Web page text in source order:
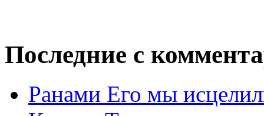
Последние с
Ранами Его мы